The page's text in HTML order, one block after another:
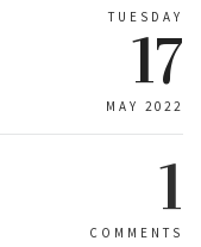
TUESDAY
17
MAY 2022
1
COMMENTS